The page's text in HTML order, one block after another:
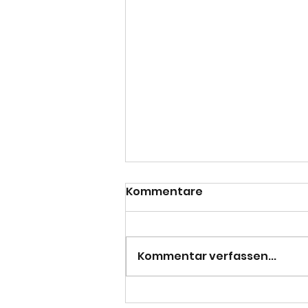
Kommentare
Kommentar verfassen...